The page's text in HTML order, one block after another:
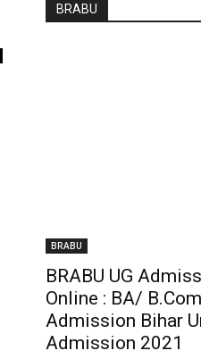
BRABU
BRABU
BRABU UG
Online : BA/
Admission Bihar
Admission 2021